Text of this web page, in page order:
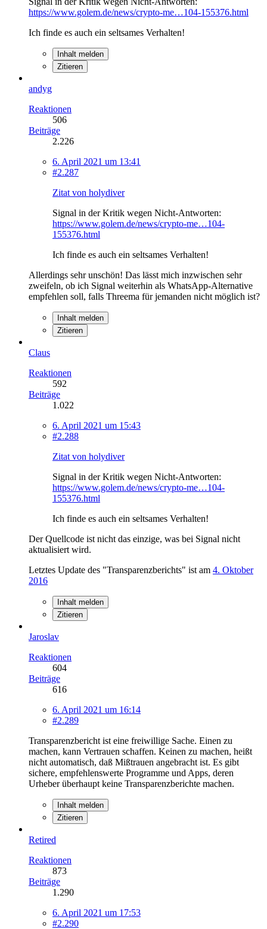
https://www.golem.de/news/crypto-me…104-155376.html
Ich finde es auch ein seltsames Verhalten!
Inhalt melden
Zitieren
andyg
Reaktionen
506
Beiträge
2.226
6. April 2021 um 13:41
#2.287
Zitat von holydiver
Signal in der Kritik wegen Nicht-Antworten:
https://www.golem.de/news/crypto-me…104-
155376.html
Ich finde es auch ein seltsames Verhalten!
Allerdings sehr unschön! Das lässt mich inzwischen sehr
zweifeln, ob ich Signal weiterhin als WhatsApp-Alternative
empfehlen soll, falls Threema für jemanden nicht möglich ist?
Inhalt melden
Zitieren
Claus
Reaktionen
592
Beiträge
1.022
6. April 2021 um 15:43
#2.288
Zitat von holydiver
Signal in der Kritik wegen Nicht-Antworten:
https://www.golem.de/news/crypto-me…104-
155376.html
Ich finde es auch ein seltsames Verhalten!
Der Quellcode ist nicht das einzige, was bei Signal nicht
aktualisiert wird.
Letztes Update des "Transparenzberichts" ist am 4. Oktober
2016
Inhalt melden
Zitieren
Jaroslav
Reaktionen
604
Beiträge
616
6. April 2021 um 16:14
#2.289
Transparenzbericht ist eine freiwillige Sache. Einen zu
machen, kann Vertrauen schaffen. Keinen zu machen, heißt
nicht automatisch, daß Mißtrauen angebracht ist. Es gibt
sichere, empfehlenswerte Programme und Apps, deren
Urheber überhaupt keine Transparenzberichte machen.
Inhalt melden
Zitieren
Retired
Reaktionen
873
Beiträge
1.290
6. April 2021 um 17:53
#2.290